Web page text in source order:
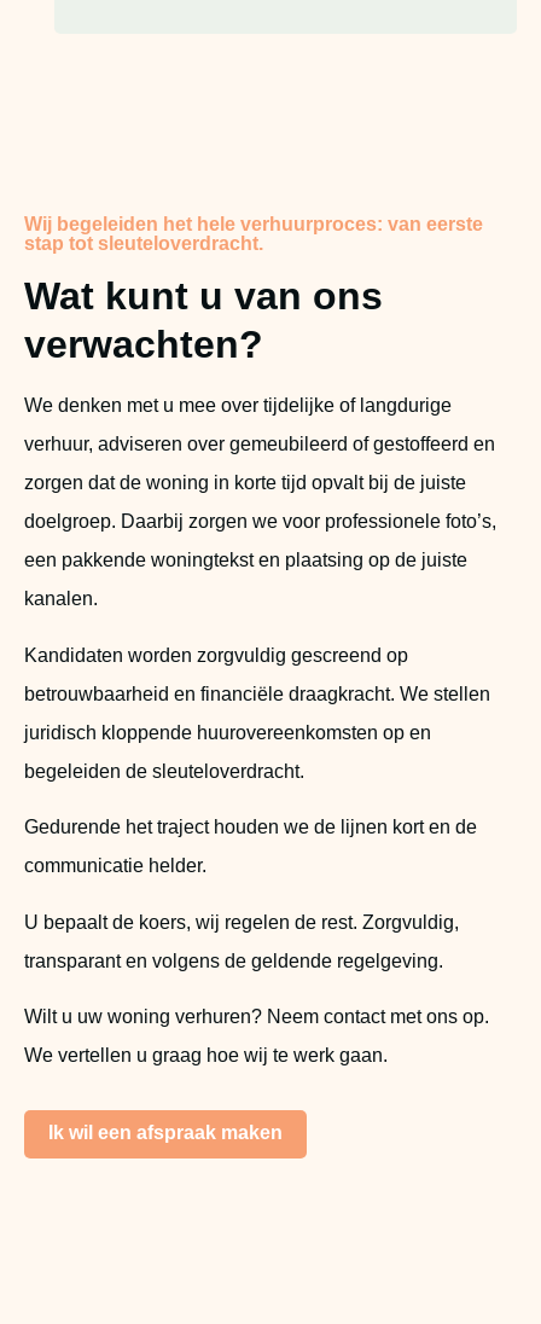
Wij begeleiden het hele verhuurproces: van eerste
stap tot sleuteloverdracht.
Wat kunt u van ons
verwachten?
We denken met u mee over tijdelijke of langdurige
verhuur, adviseren over gemeubileerd of gestoffeerd en
zorgen dat de woning in korte tijd opvalt bij de juiste
doelgroep. Daarbij zorgen we voor professionele foto’s,
een pakkende woningtekst en plaatsing op de juiste
kanalen.
Kandidaten worden zorgvuldig gescreend op
betrouwbaarheid en financiële draagkracht. We stellen
juridisch kloppende huurovereenkomsten op en
begeleiden de sleuteloverdracht.
Gedurende het traject houden we de lijnen kort en de
communicatie helder.
U bepaalt de koers, wij regelen de rest. Zorgvuldig,
transparant en volgens de geldende regelgeving.
Wilt u uw woning verhuren? Neem contact met ons op.
We vertellen u graag hoe wij te werk gaan.
Ik wil een afspraak maken